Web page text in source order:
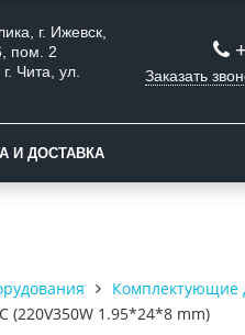
г. Ижевск,
пом. 2
Чита, ул.
Заказать
И ДОСТАВКА
Комплектующие
(220V350W 1.95*24*8 mm)